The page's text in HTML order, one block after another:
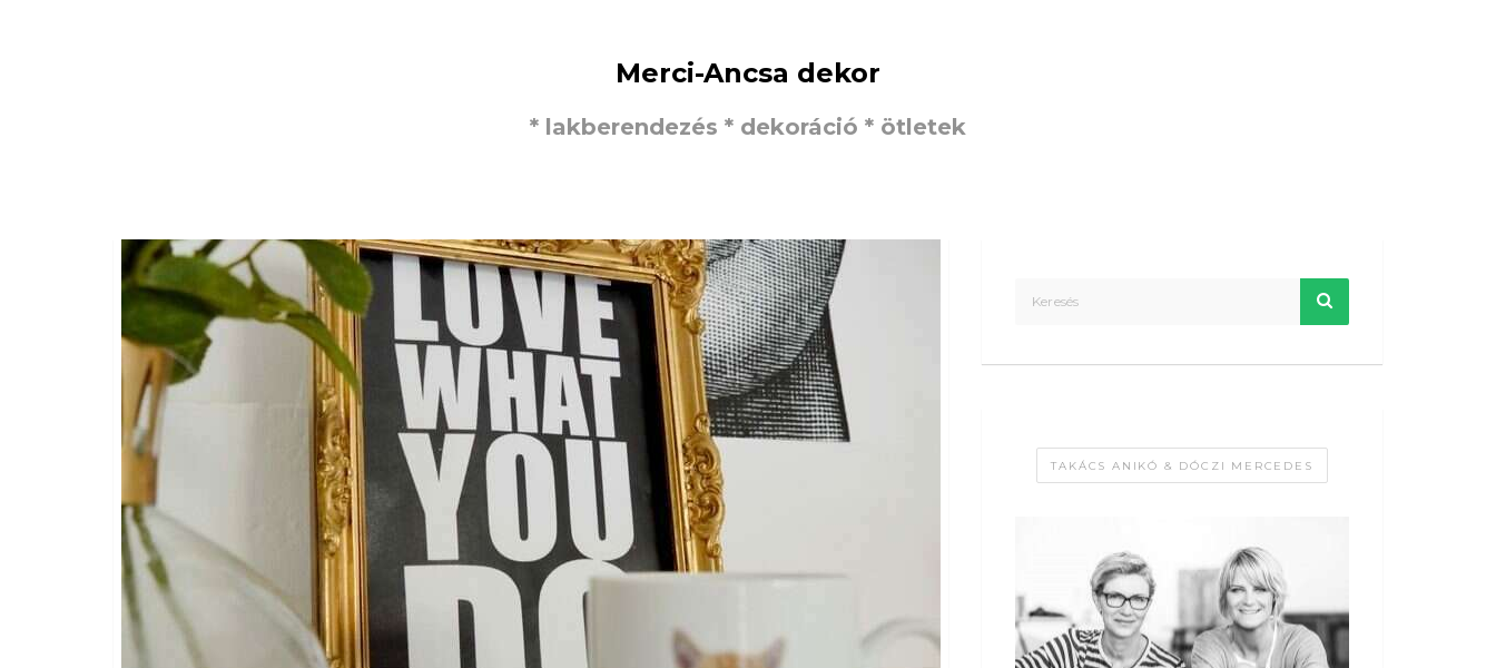
Merci-Ancsa dekor
* lakberendezés * dekoráció * ötletek
TAKÁCS ANIKÓ & DÓCZI MERCEDES